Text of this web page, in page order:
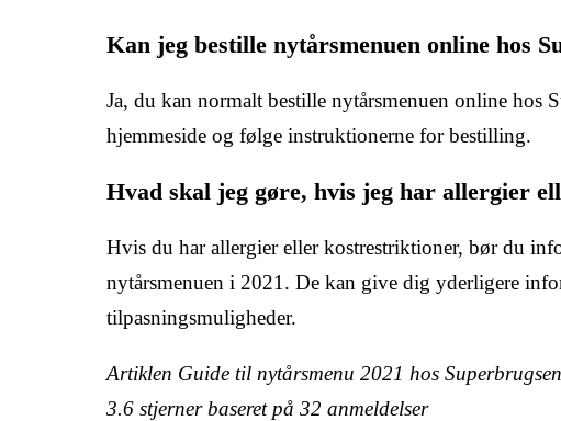
Kan jeg bestille nytårsmenuen online hos
Ja, du kan normalt bestille nytårsmenuen online hos
hjemmeside og følge instruktionerne for bestilling.
Hvad skal jeg gøre, hvis jeg har allergier
Hvis du har allergier eller kostrestriktioner, bør du
nytårsmenuen i 2021. De kan give dig yderligere
tilpasningsmuligheder.
Artiklen Guide til nytårsmenu 2021 hos
3.6 stjerner baseret på 32 anmeldelser